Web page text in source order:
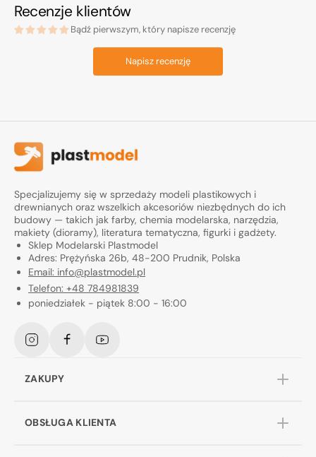
Recenzje klientów
Bądź pierwszym, który napisze recenzję
Napisz recenzję
Specjalizujemy się w sprzedaży modeli plastikowych i
drewnianych oraz wszelkich akcesoriów niezbędnych do ich
budowy — takich jak farby, chemia modelarska, narzędzia,
makiety (dioramy), literatura tematyczna, figurki i gadżety.
Sklep Modelarski Plastmodel
Adres: Prężyńska 26b, 48-200 Prudnik, Polska
Email: info@plastmodel.pl
Telefon: +48 784981839
poniedziałek - piątek 8:00 - 16:00
InstagramFacebookYouTube
ZAKUPY
OBSŁUGA KLIENTA